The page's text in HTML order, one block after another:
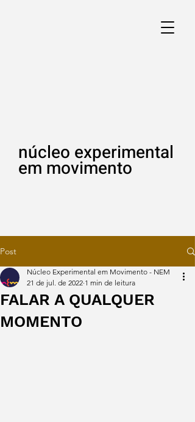
núcleo experimental
em movimento
Post
FALAR A QUALQUER
MOMENTO
Núcleo Experimental em Movimento - NEM
21 de jul. de 2022 1 min de leitura